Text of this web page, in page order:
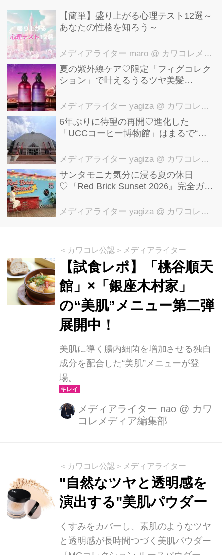
ップ、ハンド、ボディと全身保湿がか
なうラインアップです。既存商品も含
す。
【簡単】盛り上がる心理テスト12選～
あなたの性格を知ろう～
メディアライター maro @ カワコレメディア編集部
夏の紫外線ケア♡限定「フィグコレク
ション」で叶えるうるツヤ美髪
メディアライター yagiza @ カワコレメディア編集部
6年ぶりに待望の再開♡進化した
「UCCコーヒー博物館」はまるで“コ
貌を公開
メディアライター yagiza @ カワコレメディア編集部
サンタモニカ気分に浸る夏の休日
♡『Red Brick Sunset 2026』完全ガイ
メディアライター yagiza @ カワコレメディア編集部
＜カワコレ公認＞メディアライター
【試食レポ】「桃谷順天
館」×「銀座木村家」
の“美肌”メニュー第二弾
展開中！
美肌に導く腸内細菌を増加させる独自
成分を配合した“美肌”メニューが登
場。
メディアライター nao @ カワ
コレメディア編集部
＜カワコレ公認＞メディアライター
"自然なツヤと透明感を
演出する"美肌パウダー
くすみをカバーし、素肌のようなツヤ
と透明感が長時間つづく美肌パウダー